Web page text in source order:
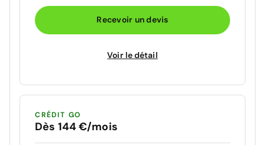
Recevoir un devis
Voir le détail
CRÉDIT GO
Dès 144 €/mois